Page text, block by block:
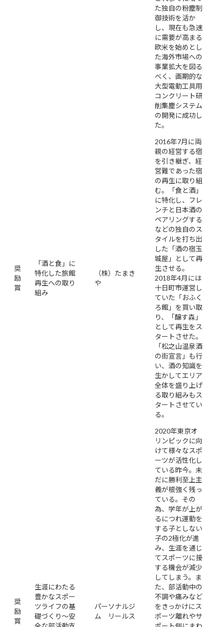
た独自の粉塵制
御技術を活か
し、現在も急速
に需要が高まる
欧米を始めとし
た海外市場への
事業拡大を図る
べく、画期的な
大型電動工具用
コンクリート研
削集塵システム
の開発に成功し
た。
奨
励
賞
「酒と食」に
特化した旅館
再生への取り
組み
（株）たまき
や
2016年7月に両
親の経営する宿
を引き継ぎ、経
営難であった宿
の再生に取り組
む。「食と酒」
に特化し、フレ
ンチと日本酒の
ペアリングする
などの独自のス
タイルを打ち出
した「酒の宿玉
城屋」として再
生させる。
2018年4月には
十日町市運営し
ていた「おふく
ろ館」を買い取
り、「醸す森」
として再生をス
タートさせた。
「松之山温泉酒
の街宣言」も行
い、酒の知識を
生かしてエリア
全体を盛り上げ
る取り組みもス
タートさせてい
る。
奨
励
賞
生涯にわたる
豊かなスポー
ツライフの基
礎づくり～安
パーソナルジ
ム リールス
2020年東京オ
リンピックに向
けて様々なスポ
ーツが活性化し
ている昨今。未
だに勝利至上主
義が根強く残っ
ている。その
為、学年が上が
るにつれ運動を
する子としない
子の2極化が進
み、生涯を通じ
てスポーツに接
する機会が減少
してしまう。ま
た、部活動中の
不調や痛みなど
をきっかけにス
ポーツ離れやサ